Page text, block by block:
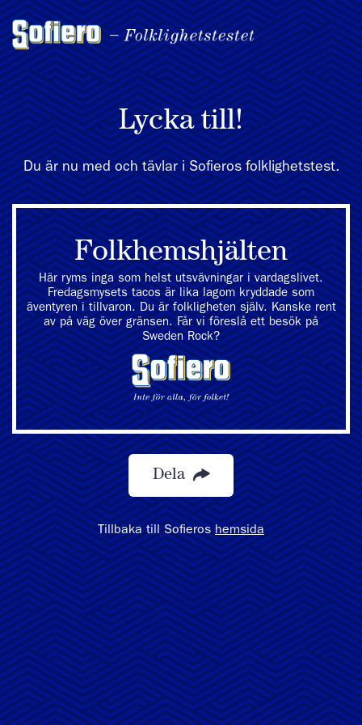
Lycka till!
Du är nu med och tävlar i Sofieros folklighetstest.
Folkhemshjälten
Här ryms inga som helst utsvävningar i vardagslivet.
Fredagsmysets tacos är lika lagom kryddade som
äventyren i tillvaron. Du är folkligheten själv. Kanske rent
av på väg över gränsen. Får vi föreslå ett besök på
Sweden Rock?
Dela
Tillbaka till Sofieroshemsida